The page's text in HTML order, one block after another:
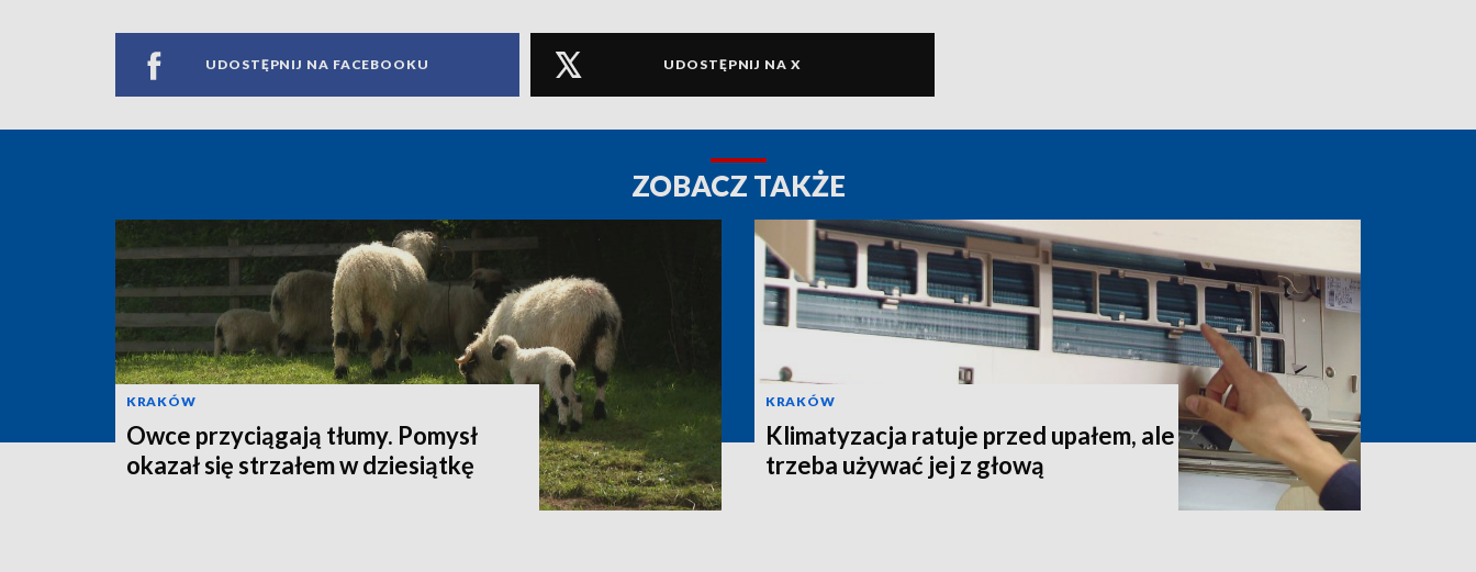
UDOSTĘPNIJ NA FACEBOOKU UDOSTĘPNIJ NA X
ZOBACZ TAKŻE
KRAKÓW
Owce przyciągają tłumy. Pomysł
okazał się strzałem w dziesiątkę
KRAKÓW
Klimatyzacja ratuje przed upałem, ale
trzeba używać jej z głową